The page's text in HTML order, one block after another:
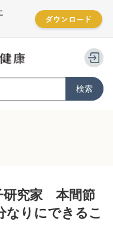
研究家 本間節
なりにできるこ